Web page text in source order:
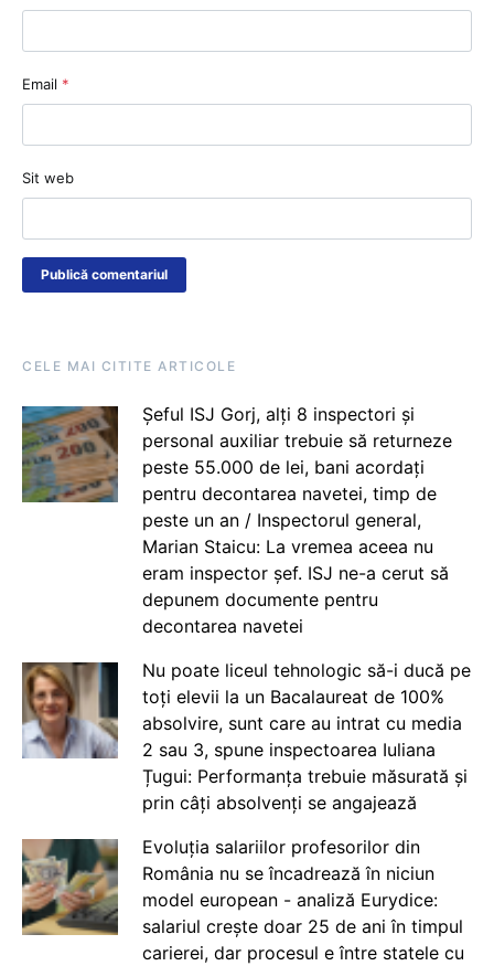
Email *
Sit web
CELE MAI CITITE ARTICOLE
Șeful ISJ Gorj, alți 8 inspectori și
personal auxiliar trebuie să returneze
peste 55.000 de lei, bani acordați
pentru decontarea navetei, timp de
peste un an / Inspectorul general,
Marian Staicu: La vremea aceea nu
eram inspector șef. ISJ ne-a cerut să
depunem documente pentru
decontarea navetei
Nu poate liceul tehnologic să-i ducă pe
toți elevii la un Bacalaureat de 100%
absolvire, sunt care au intrat cu media
2 sau 3, spune inspectoarea Iuliana
Țugui: Performanța trebuie măsurată și
prin câți absolvenți se angajează
Evoluția salariilor profesorilor din
România nu se încadrează în niciun
model european - analiză Eurydice:
salariul crește doar 25 de ani în timpul
carierei, dar procesul e între statele cu